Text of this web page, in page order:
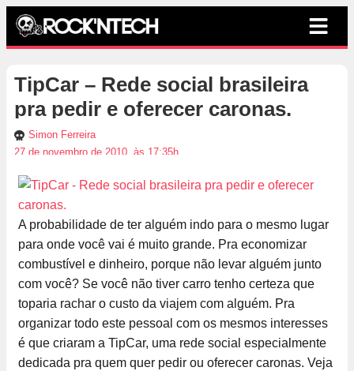
TipCar – Rede social brasileira
pra pedir e oferecer caronas.
Simon Ferreira
27 de novembro de 2010, às 17:35h
A probabilidade de ter alguém indo para o mesmo lugar
para onde você vai é muito grande. Pra economizar
combustível e dinheiro, porque não levar alguém junto
com você? Se você não tiver carro tenho certeza que
toparia rachar o custo da viajem com alguém. Pra
organizar todo este pessoal com os mesmos interesses
é que criaram a TipCar, uma rede social especialmente
dedicada pra quem quer pedir ou oferecer caronas. Veja